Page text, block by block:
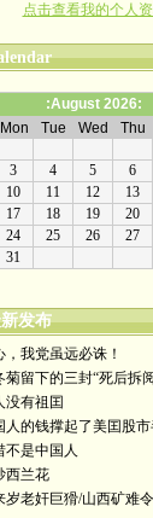
点击查看我的个人
发布
，我党虽远必诛！
菊留下的三封“死后拆
没有祖囯
人的钱撑起了美囯股
不是中国人
西兰花
岁老奸巨猾/山西矿难